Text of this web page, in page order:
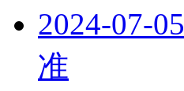
2024-07-05
准